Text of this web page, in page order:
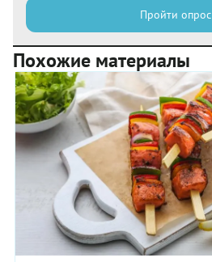
Пройти опрос
Похожие материалы